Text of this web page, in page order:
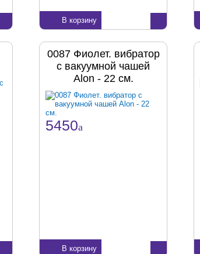
В корзину
0087 Фиолет. вибратор
с вакуумной чашей
Alon - 22 см.
5450a
В корзину